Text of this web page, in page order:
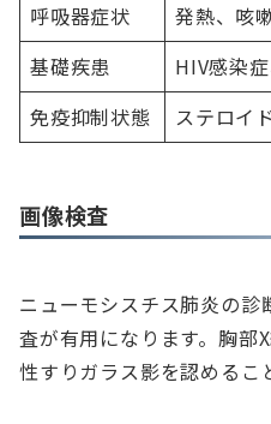
呼吸器症状
発熱、咳
基礎疾患
HIV感染
免疫抑制状態
ステロイ
画像検査
ニューモシスチス肺炎の診
査が有用になります。胸部
性すりガラス影を認めるこ